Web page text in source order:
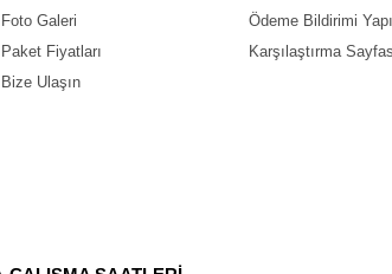
Foto Galeri
Paket Fiyatları
Bize Ulaşın
Ödeme Bildirimi
Karşılaştırma